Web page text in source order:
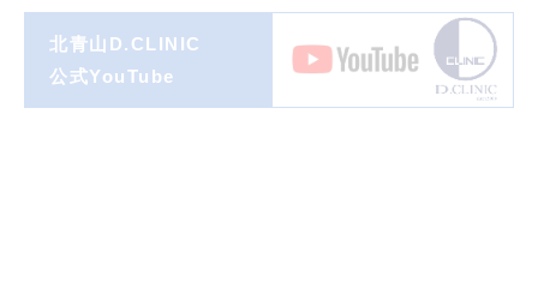
北青山D.CLINIC
公式YouTube